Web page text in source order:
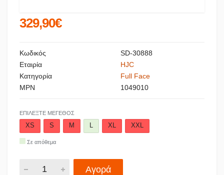
329,90€
Κωδικός
SD-30888
Εταιρία
HJC
Κατηγορία
Full Face
MPN
1049010
ΕΠΙΛΈΞΤΕ ΜΈΓΕΘΟΣ
XS S M L XL XXL
Σε απόθεμα
Αγορά